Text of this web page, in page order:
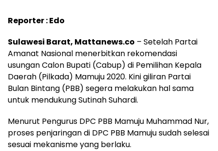
Reporter : Edo
Sulawesi Barat, Mattanews.co – Setelah Partai
Amanat Nasional menerbitkan rekomendasi
usungan Calon Bupati (Cabup) di Pemilihan Kepala
Daerah (Pilkada) Mamuju 2020. Kini giliran Partai
Bulan Bintang (PBB) segera melakukan hal sama
untuk mendukung Sutinah Suhardi.
Menurut Pengurus DPC PBB Mamuju Muhammad Nur,
proses penjaringan di DPC PBB Mamuju sudah selesai
sesuai mekanisme yang berlaku.